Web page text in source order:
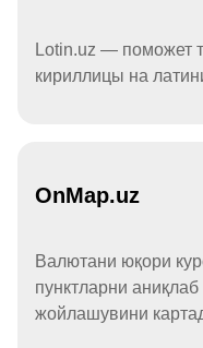
Lotin.uz — поможет
кириллицы на
OnMap.uz
Валютани юқори
пунктларни
жойлашувини